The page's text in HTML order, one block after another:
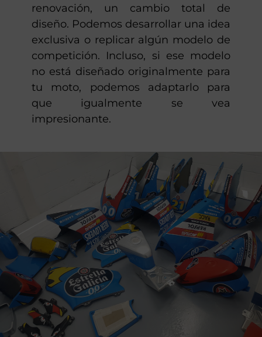
renovación, un cambio total de
diseño. Podemos desarrollar una idea
exclusiva o replicar algún modelo de
competición. Incluso, si ese modelo
no está diseñado originalmente para
tu moto, podemos adaptarlo para
que igualmente se vea
impresionante.